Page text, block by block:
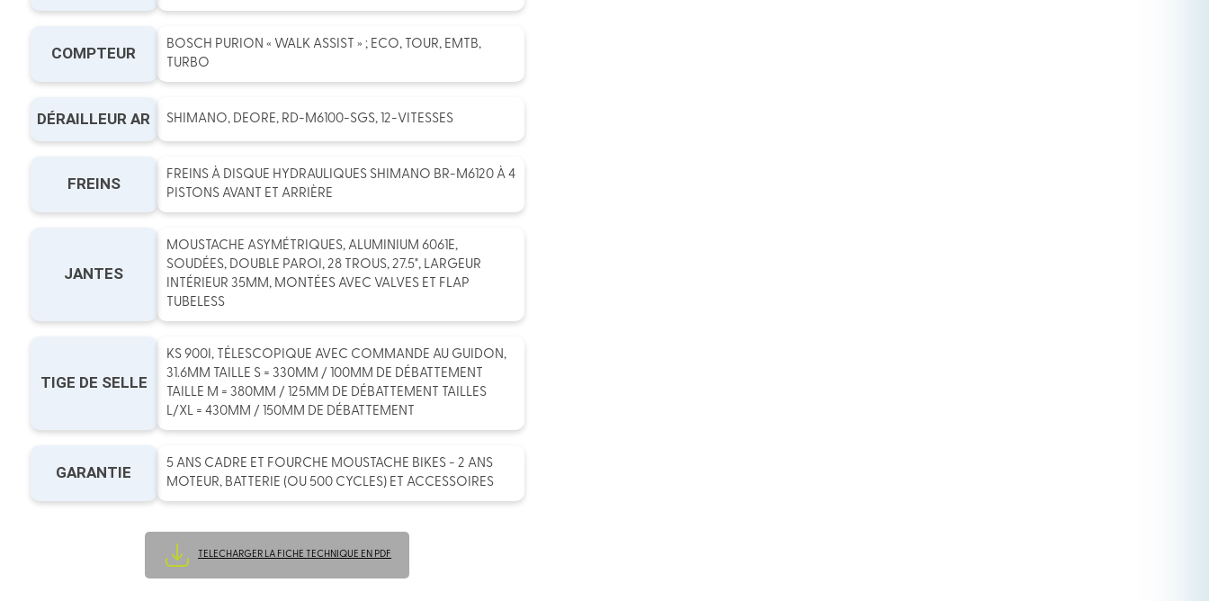
COMPTEUR
BOSCH PURION « WALK ASSIST » ; ECO, TOUR, EMTB,
TURBO
DÉRAILLEUR AR SHIMANO, DEORE, RD-M6100-SGS, 12-VITESSES
FREINS
FREINS À DISQUE HYDRAULIQUES SHIMANO BR-M6120 À 4
PISTONS AVANT ET ARRIÈRE
JANTES
MOUSTACHE ASYMÉTRIQUES, ALUMINIUM 6061E,
SOUDÉES, DOUBLE PAROI, 28 TROUS, 27.5", LARGEUR
INTÉRIEUR 35MM, MONTÉES AVEC VALVES ET FLAP
TUBELESS
TIGE DE SELLE
KS 900I, TÉLESCOPIQUE AVEC COMMANDE AU GUIDON,
31.6MM TAILLE S = 330MM / 100MM DE DÉBATTEMENT
TAILLE M = 380MM / 125MM DE DÉBATTEMENT TAILLES
L/XL = 430MM / 150MM DE DÉBATTEMENT
GARANTIE
5 ANS CADRE ET FOURCHE MOUSTACHE BIKES - 2 ANS
MOTEUR, BATTERIE (OU 500 CYCLES) ET ACCESSOIRES
TELECHARGER LA FICHE TECHNIQUE EN PDF